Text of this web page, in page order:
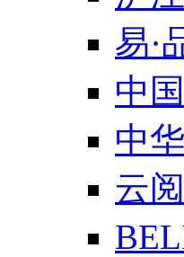
易·
中
中
云